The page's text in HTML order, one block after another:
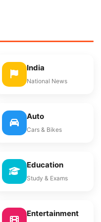
India
National News
Auto
Cars & Bikes
Education
Study & Exams
Entertainment